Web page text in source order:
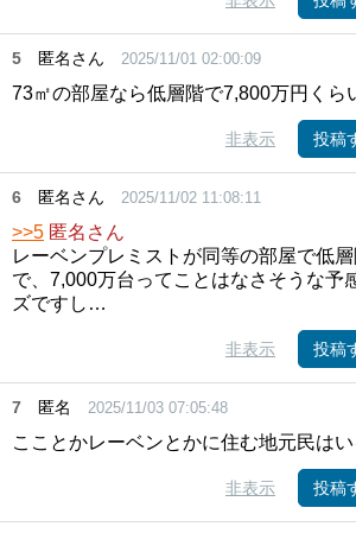
5 匿名さん 2025/11/01 02:00:09
73㎡の部屋なら低層階で7,800万円くら
非表示 投稿
6 匿名さん 2025/11/02 11:08:11
>>5 匿名さん
レーベンプレミストが同等の部屋で低
で、7,000万台ってことはなさそうな予
ズですし…
非表示 投稿
7 匿名 2025/11/03 07:05:48
こことかレーベンとかに住む地元民は
非表示 投稿